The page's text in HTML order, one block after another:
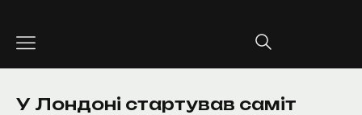
вмісту
У Лондоні стартував саміт